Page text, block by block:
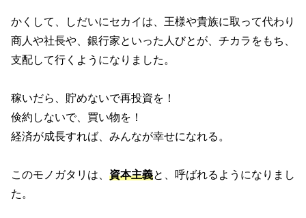
かくして、しだいにセカイは、王様や貴族に取って代わり
商人や社長や、銀行家といった人びとが、チカラをもち、
支配して行くようになりました。
稼いだら、貯めないで再投資を！
倹約しないで、買い物を！
経済が成長すれば、みんなが幸せになれる。
このモノガタリは、 資本主義と、呼ばれるようになりまし
た。